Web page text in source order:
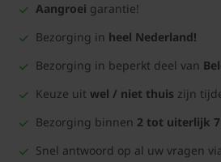
Aangroei garantie!
Bezorging in heel Nederland!
Bezorging in beperkt deel van
Keuze uit wel / niet thuis zijn
Bezorging binnen 2 tot uiterlijk
Snel antwoord op al uw vragen